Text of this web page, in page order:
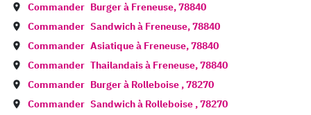
Commander Burger à Freneuse,78840
Commander Sandwich à Freneuse,78840
Commander Asiatique à Freneuse,78840
Commander Thailandais à Freneuse,78840
Commander Burger à Rolleboise ,78270
Commander Sandwich à Rolleboise ,78270